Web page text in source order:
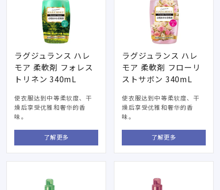
ラグジュランス ハレ
モア 柔軟剤 フォレス
トリネン 340mL
使衣服达到中等柔软度、干
燥后享受优雅和奢华的香
味。
了解更多
ラグジュランス ハレ
モア 柔軟剤 フローリ
ストサボン 340mL
使衣服达到中等柔软度、干
燥后享受优雅和奢华的香
味。
了解更多